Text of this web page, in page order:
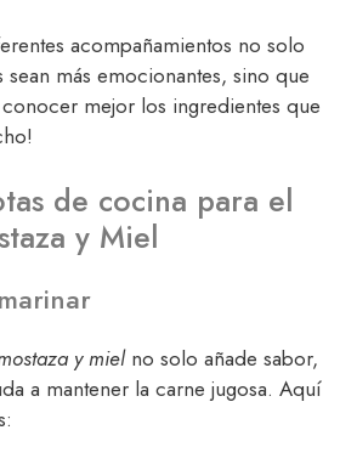
acompañamientos no solo
más emocionantes, sino que
mejor los ingredientes que
de cocina para el
y Miel
y mielno solo añade sabor,
a mantener la carne jugosa. Aquí